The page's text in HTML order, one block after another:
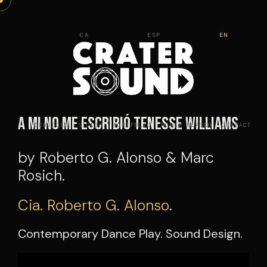
Skip
SERVICES STUDIO PORTFOLIO ROGER BLASCO CONTACT
CA ESP EN
A mi no me escribió Tenesse Williams
by Roberto G. Alonso & Marc
Rosich.
Cia. Roberto G. Alonso.
Contemporary Dance Play. Sound Design.